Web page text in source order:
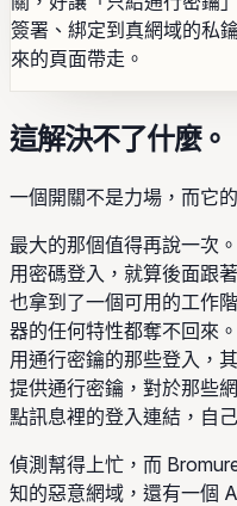
簽署、綁定到真網域的私
來的頁面帶走。
這解決不了什麼。
一個開關不是力場，而它
最大的那個值得再說一次
用密碼登入，就算後面跟
也拿到了一個可用的工作
器的任何特性都奪不回來
用通行密鑰的那些登入，
提供通行密鑰，對於那些
點訊息裡的登入連結，自
偵測幫得上忙，而
知的惡意網域，還有一個